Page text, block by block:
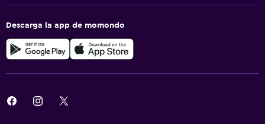
Descarga la app de momondo